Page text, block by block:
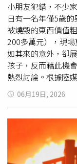
小朋友犯錯，不少
日有一名年僅5歲
被燒毀的東西價值
200多萬元），現
如其來的意外，卻
孩子，反而藉此機
熱烈討論。根據陸
5歲男童在家 玩火
半物品被燒毀、損
靜地詢問兒子「開
自焚」
而火災發生後，男
但仍心繫父親的喜
給爸爸；隨後男童
06月19日, 2026